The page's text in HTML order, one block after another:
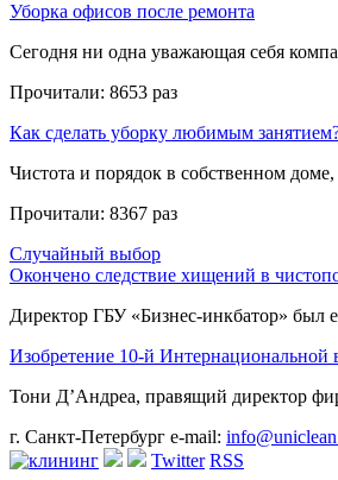
Уборка офисов после ремонта
Сегодня ни одна уважающая себя
Прочитали: 8653 раз
Как сделать уборку любимым
Чистота и порядок в собственном доме,
Прочитали: 8367 раз
Случайный выбор
Окончено следствие хищений в
Директор ГБУ «Бизнес-инкбатор» был
Изобретение 10-й
Тони Д’Андреа, правящий директор
г. Санкт-Петербург e-mail:
Twitter RSS